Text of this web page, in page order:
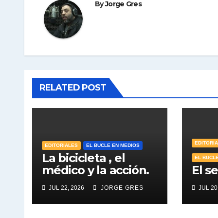
ByJorge Gres
RELATED POST
EDITORIALES EL BUCLE EN MEDIOS
La bicicleta , el
médico y la acción.
JUL 22, 2026 JORGE GRES
EL
El
JUL